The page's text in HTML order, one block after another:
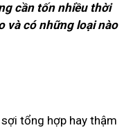
cần tốn nhiều thời
và có những loại nào
tổng hợp hay thậm